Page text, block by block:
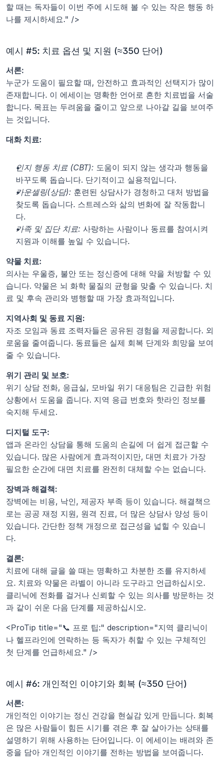
할 때는 독자들이 이번 주에 시도해 볼 수 있는 작은 행동 하
나를 제시하세요." />
예시 #5: 치료 옵션 및 지원 (≈350 단어)
서론:
누군가 도움이 필요할 때, 안전하고 효과적인 선택지가 많이
존재합니다. 이 에세이는 명확한 언어로 흔한 치료법을 서술
합니다. 목표는 두려움을 줄이고 앞으로 나아갈 길을 보여주
는 것입니다.
대화 치료:
인지 행동 치료 (CBT): 도움이 되지 않는 생각과 행동을
바꾸도록 돕습니다. 단기적이고 실용적입니다.
카운셀링(상담): 훈련된 상담사가 경청하고 대처 방법을
찾도록 돕습니다. 스트레스와 삶의 변화에 잘 작동합니
다.
가족 및 집단 치료: 사랑하는 사람이나 동료를 참여시켜
지원과 이해를 높일 수 있습니다.
약물 치료:
의사는 우울증, 불안 또는 정신증에 대해 약을 처방할 수 있
습니다. 약물은 뇌 화학 물질의 균형을 맞출 수 있습니다. 치
료 및 후속 관리와 병행할 때 가장 효과적입니다.
지역사회 및 동료 지원:
자조 모임과 동료 조력자들은 공유된 경험을 제공합니다. 외
로움을 줄여줍니다. 동료들은 실제 회복 단계와 희망을 보여
줄 수 있습니다.
위기 관리 및 보호:
위기 상담 전화, 응급실, 모바일 위기 대응팀은 긴급한 위험
상황에서 도움을 줍니다. 지역 응급 번호와 핫라인 정보를
숙지해 두세요.
디지털 도구:
앱과 온라인 상담을 통해 도움의 손길에 더 쉽게 접근할 수
있습니다. 많은 사람에게 효과적이지만, 대면 치료가 가장
필요한 순간에 대면 치료를 완전히 대체할 수는 없습니다.
장벽과 해결책:
장벽에는 비용, 낙인, 제공자 부족 등이 있습니다. 해결책으
로는 공공 재정 지원, 원격 진료, 더 많은 상담사 양성 등이
있습니다. 간단한 정책 개정으로 접근성을 넓힐 수 있습니
다.
결론:
치료에 대해 글을 쓸 때는 명확하고 차분한 조를 유지하세
요. 치료와 약물은 라벨이 아니라 도구라고 언급하십시오.
클리닉에 전화를 걸거나 신뢰할 수 있는 의사를 방문하는 것
과 같이 쉬운 다음 단계를 제공하십시오.
<ProTip title="📞 프로 팁:" description="지역 클리닉이
나 헬프라인에 연락하는 등 독자가 취할 수 있는 구체적인
첫 단계를 언급하세요." />
예시 #6: 개인적인 이야기와 회복 (≈350 단어)
서론:
개인적인 이야기는 정신 건강을 현실감 있게 만듭니다. 회복
은 많은 사람들이 힘든 시기를 겪은 후 잘 살아가는 상태를
설명하기 위해 사용하는 단어입니다. 이 에세이는 배려와 존
중을 담아 개인적인 이야기를 전하는 방법을 보여줍니다.